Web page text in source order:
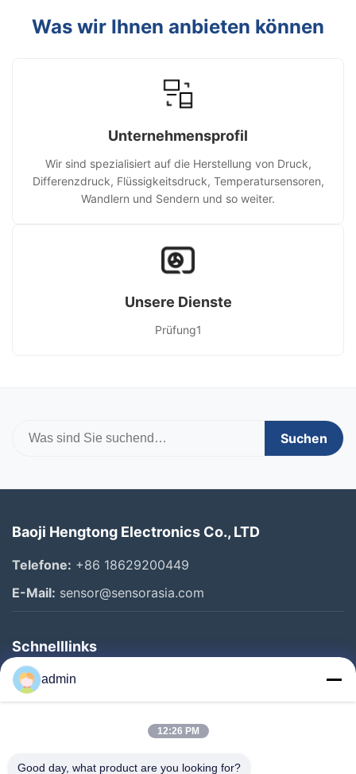
Was wir Ihnen anbieten können
Unternehmensprofil
Wir sind spezialisiert auf die Herstellung von Druck,
Differenzdruck, Flüssigkeitsdruck, Temperatursensoren,
Wandlern und Sendern und so weiter.
Unsere Dienste
Prüfung1
Suchen
Baoji Hengtong Electronics Co., LTD
Telefone: +86 18629200449
E-Mail: sensor@sensorasia.com
Schnelllinks
Haus
Produkte
Über Uns
admin
12:26 PM
Good day, what product are you looking for?